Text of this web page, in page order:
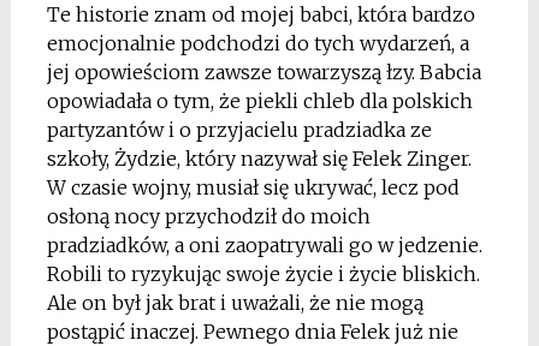
Te historie znam od mojej babci, która bardzo
emocjonalnie podchodzi do tych wydarzeń, a
jej opowieściom zawsze towarzyszą łzy. Babcia
opowiadała o tym, że piekli chleb dla polskich
partyzantów i o przyjacielu pradziadka ze
szkoły, Żydzie, który nazywał się Felek Zinger.
W czasie wojny, musiał się ukrywać, lecz pod
osłoną nocy przychodził do moich
pradziadków, a oni zaopatrywali go w jedzenie.
Robili to ryzykując swoje życie i życie bliskich.
Ale on był jak brat i uważali, że nie mogą
postąpić inaczej. Pewnego dnia Felek już nie